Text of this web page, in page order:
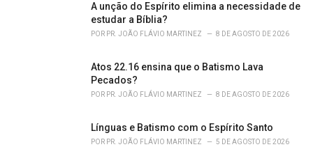
A unção do Espírito elimina a necessidade de
estudar a Bíblia?
POR PR. JOÃO FLÁVIO MARTINEZ 8 DE AGOSTO DE 2026
Atos 22.16 ensina que o Batismo Lava
Pecados?
POR PR. JOÃO FLÁVIO MARTINEZ 8 DE AGOSTO DE 2026
Línguas e Batismo com o Espírito Santo
POR PR. JOÃO FLÁVIO MARTINEZ 5 DE AGOSTO DE 2026